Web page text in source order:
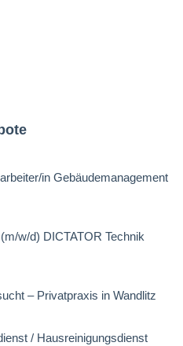
in Gebäudemanagement
w/d) DICTATOR Technik
– Privatpraxis in Wandlitz
/ Hausreinigungsdienst